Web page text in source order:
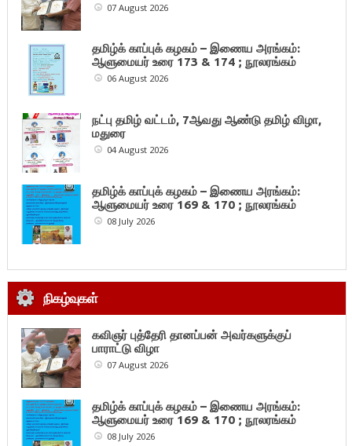
07 August 2026
தமிழ்க் காப்புக் கழகம் – இணைய அரங்கம்:
ஆளுமையர் உரை 173 & 174 ; நூலரங்கம்
06 August 2026
நட்பு தமிழ் வட்டம், 7ஆவது ஆண்டு தமிழ் விழா,
மதுரை
04 August 2026
தமிழ்க் காப்புக் கழகம் – இணைய அரங்கம்:
ஆளுமையர் உரை 169 & 170 ; நூலரங்கம்
08 July 2026
நிகழ்வுகள்
கவிஞர் புத்தேரி தானப்பன் அவர்களுக்குப்
பாராட்டு விழா
07 August 2026
தமிழ்க் காப்புக் கழகம் – இணைய அரங்கம்:
ஆளுமையர் உரை 169 & 170 ; நூலரங்கம்
08 July 2026